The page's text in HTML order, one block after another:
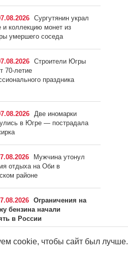
Сургутянин украл
и коллекцию монет из
умершего соседа
Строители Югры
70-летие
праздника
Две иномарки
в Югре — пострадала
Мужчина утонул
отдыха на Оби в
районе
Ограничения на
бензина начали
в России
cookie, чтобы сайт был лучше.